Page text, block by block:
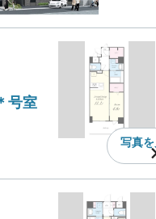
号室
写真を